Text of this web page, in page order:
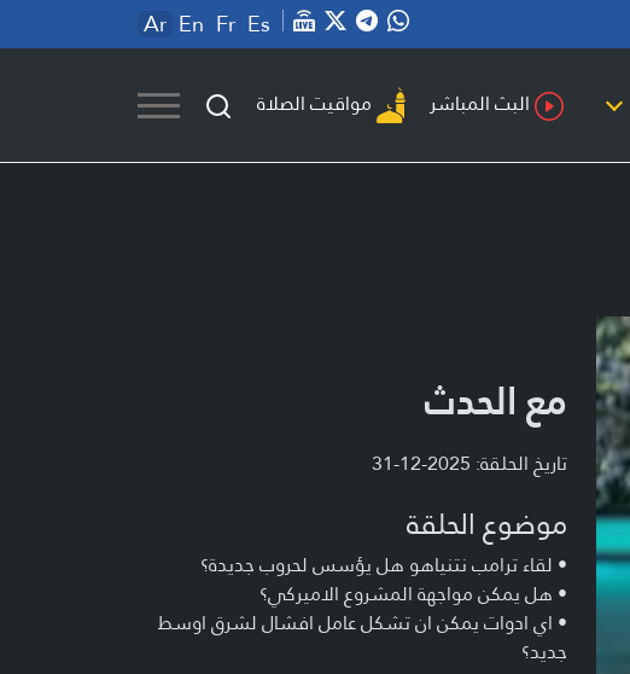
Ar En Fr Es
البث المباشر مواقيت الصلاة
مع الحدث
تاريخ الحلقة: 2025-12-31
موضوع الحلقة
• لقاء ترامب نتنياهو هل يؤسس لحروب جديدة؟
• هل يمكن مواجهة المشروع الاميركي؟
• اي ادوات يمكن ان تشكل عامل افشال لشرق اوسط
جديد؟